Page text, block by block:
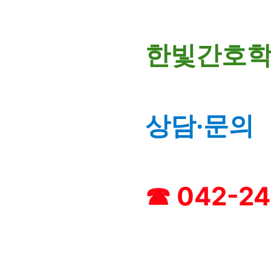
한빛간호
상담·문의
☎ 042-